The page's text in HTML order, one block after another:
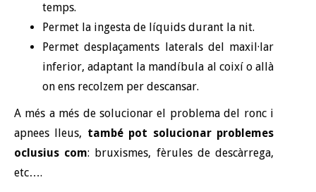
temps.
Permet la ingesta de líquids durant la nit.
Permet desplaçaments laterals del maxil·lar
inferior, adaptant la mandíbula al coixí o allà
on ens recolzem per descansar.
A més a més de solucionar el problema del ronc i
apnees lleus, també pot solucionar problemes
oclusius com: bruxismes, fèrules de descàrrega,
etc….